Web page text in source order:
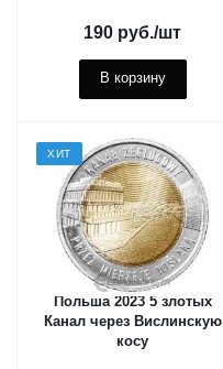
190 руб./шт
В корзину
ХИТ
Польша 2023 5 злотых
Канал через Вислинскую
косу